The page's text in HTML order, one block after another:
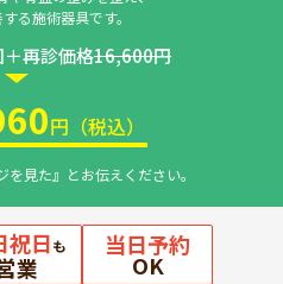
る施術器具です。
再診価格16,600円
円（税込）
見た』とお伝えください。
祝日も
業
当日予約
OK